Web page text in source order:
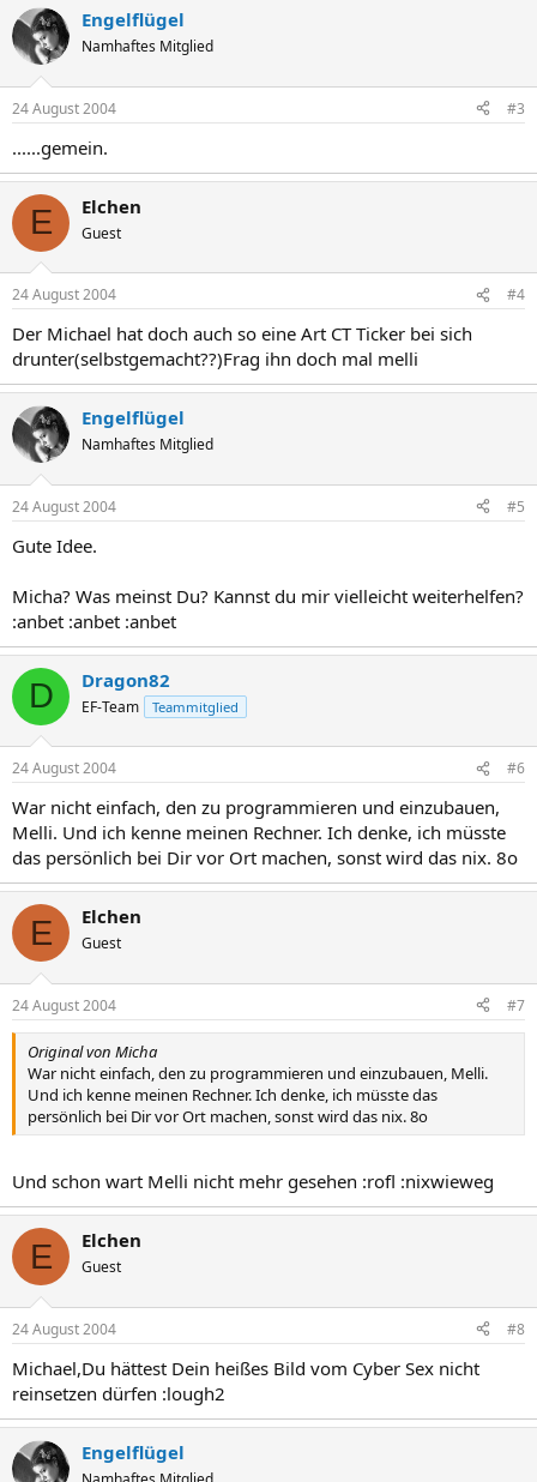
Engelflügel
Namhaftes Mitglied
24 August 2004 #3
......gemein.
E Elchen
Guest
24 August 2004 #4
Der Michael hat doch auch so eine Art CT Ticker bei sich
drunter(selbstgemacht??)Frag ihn doch mal melli
Engelflügel
Namhaftes Mitglied
24 August 2004 #5
Gute Idee.
Micha? Was meinst Du? Kannst du mir vielleicht weiterhelfen?
:anbet :anbet :anbet
D Dragon82
EF-Team Teammitglied
24 August 2004 #6
War nicht einfach, den zu programmieren und einzubauen,
Melli. Und ich kenne meinen Rechner. Ich denke, ich müsste
das persönlich bei Dir vor Ort machen, sonst wird das nix. 8o
E Elchen
Guest
24 August 2004 #7
Original von Micha
War nicht einfach, den zu programmieren und einzubauen, Melli.
Und ich kenne meinen Rechner. Ich denke, ich müsste das
persönlich bei Dir vor Ort machen, sonst wird das nix. 8o
Und schon wart Melli nicht mehr gesehen :rofl :nixwieweg
E Elchen
Guest
24 August 2004 #8
Michael,Du hättest Dein heißes Bild vom Cyber Sex nicht
reinsetzen dürfen :lough2
Engelflügel